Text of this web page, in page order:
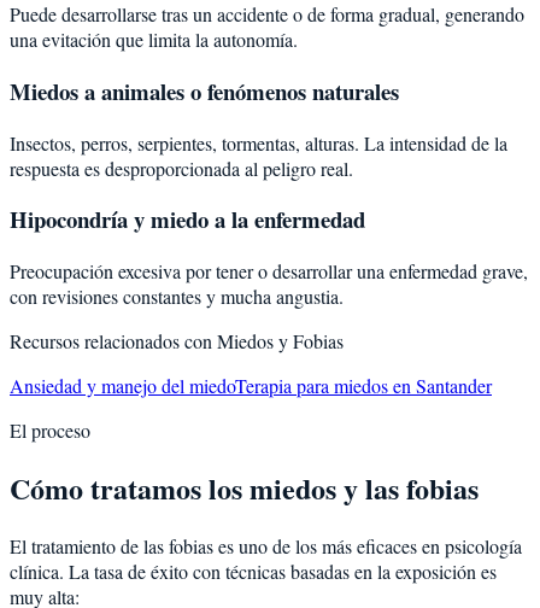
Puede desarrollarse tras un accidente o de forma gradual, generando
una evitación que limita la autonomía.
Miedos a animales o fenómenos naturales
Insectos, perros, serpientes, tormentas, alturas. La intensidad de la
respuesta es desproporcionada al peligro real.
Hipocondría y miedo a la enfermedad
Preocupación excesiva por tener o desarrollar una enfermedad grave,
con revisiones constantes y mucha angustia.
Recursos relacionados con Miedos y Fobias
Ansiedad y manejo del miedoTerapia para miedos en Santander
El proceso
Cómo tratamos los miedos y las fobias
El tratamiento de las fobias es uno de los más eficaces en psicología
clínica. La tasa de éxito con técnicas basadas en la exposición es
muy alta: